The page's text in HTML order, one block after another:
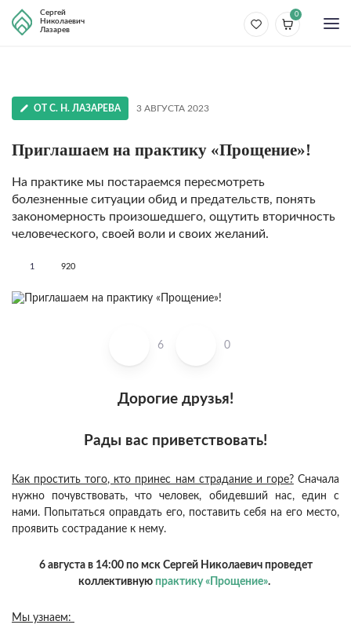
Сергей
Николаевич
Лазарев
0
ОТ С. Н. ЛАЗАРЕВА 3 АВГУСТА 2023
Приглашаем на практику «Прощение»!
На практике мы постараемся пересмотреть
болезненные ситуации обид и предательств, понять
закономерность произошедшего, ощутить вторичность
человеческого, своей воли и своих желаний.
1 920
6 0
Дорогие друзья!
Рады вас приветствовать!
Как простить того, кто принес нам страдание и горе?Сначала
нужно почувствовать, что человек, обидевший нас, един с
нами. Попытаться оправдать его, поставить себя на его место,
проявить сострадание к нему.
6 августа в 14:00 по мск Сергей Николаевич проведет
коллективную практику «Прощение».
Мы узнаем: